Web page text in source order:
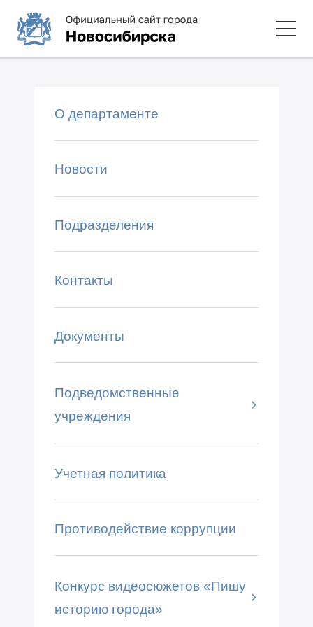
О департаменте
Новости
Подразделения
Контакты
Документы
Подведомственные
учреждения
Учетная политика
Противодействие коррупции
Конкурс видеосюжетов «Пишу
историю города»